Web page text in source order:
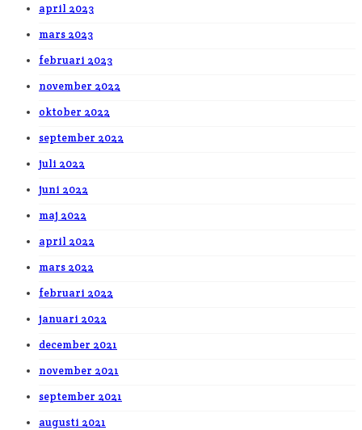
april 2023
mars 2023
februari 2023
november 2022
oktober 2022
september 2022
juli 2022
juni 2022
maj 2022
april 2022
mars 2022
februari 2022
januari 2022
december 2021
november 2021
september 2021
augusti 2021